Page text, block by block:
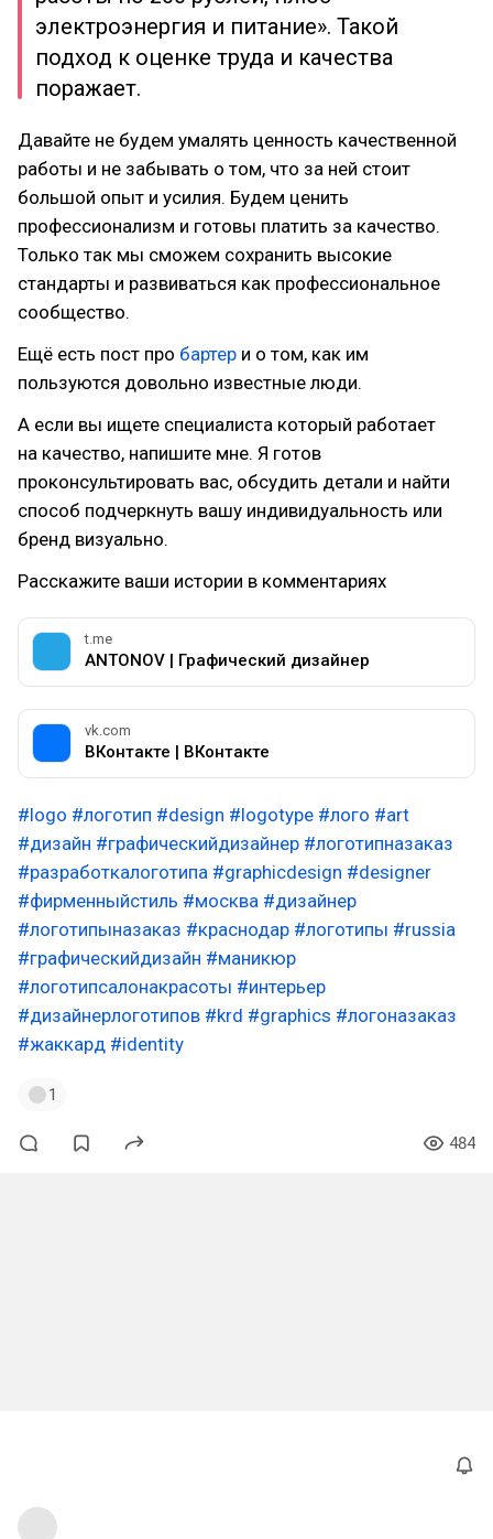
электроэнергия и питание». Такой
подход к оценке труда и качества
поражает.
Давайте не будем умалять ценность качественной
работы и не забывать о том, что за ней стоит
большой опыт и усилия. Будем ценить
профессионализм и готовы платить за качество.
Только так мы сможем сохранить высокие
стандарты и развиваться как профессиональное
сообщество.
Ещё есть пост про бартер и о том, как им
пользуются довольно известные люди.
А если вы ищете специалиста который работает
на качество, напишите мне. Я готов
проконсультировать вас, обсудить детали и найти
способ подчеркнуть вашу индивидуальность или
бренд визуально.
Расскажите ваши истории в комментариях
t.me
ANTONOV | Графический дизайнер
vk.com
ВКонтакте | ВКонтакте
#logo #логотип #design #logotype #лого #art
#дизайн #графическийдизайнер #логотипназаказ
#разработкалоготипа #graphicdesign #designer
#фирменныйстиль #москва #дизайнер
#логотипыназаказ #краснодар #логотипы #russia
#графическийдизайн #маникюр
#логотипсалонакрасоты #интерьер
#дизайнерлоготипов #krd #graphics #логоназаказ
#жаккард #identity
1
484